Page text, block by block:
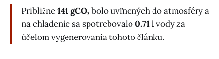
Približne141 gCO₂bolo uvľnených do atmosféry a
na chladenie sa spotrebovalo0.71 lvody za
účelom vygenerovania tohoto článku.